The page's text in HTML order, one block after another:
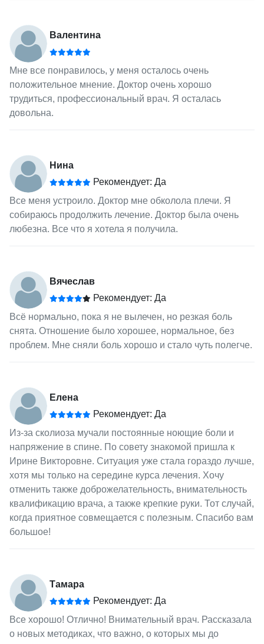
Валентина
Мне все понравилось, у меня осталось очень
положительное мнение. Доктор очень хорошо
трудиться, профессиональный врач. Я осталась
довольна.
Нина
Рекомендует: Да
Все меня устроило. Доктор мне обколола плечи. Я
собираюсь продолжить лечение. Доктор была очень
любезна. Все что я хотела я получила.
Вячеслав
Рекомендует: Да
Всё нормально, пока я не вылечен, но резкая боль
снята. Отношение было хорошее, нормальное, без
проблем. Мне сняли боль хорошо и стало чуть полегче.
Елена
Рекомендует: Да
Из-за сколиоза мучали постоянные ноющие боли и
напряжение в спине. По совету знакомой пришла к
Ирине Викторовне. Ситуация уже стала гораздо лучше,
хотя мы только на середине курса лечения. Хочу
отменить также доброжелательность, внимательность
квалификацию врача, а также крепкие руки. Тот случай,
когда приятное совмещается с полезным. Спасибо вам
большое!
Тамара
Рекомендует: Да
Все хорошо! Отлично! Внимательный врач. Рассказала
о новых методиках, что важно, о которых мы до